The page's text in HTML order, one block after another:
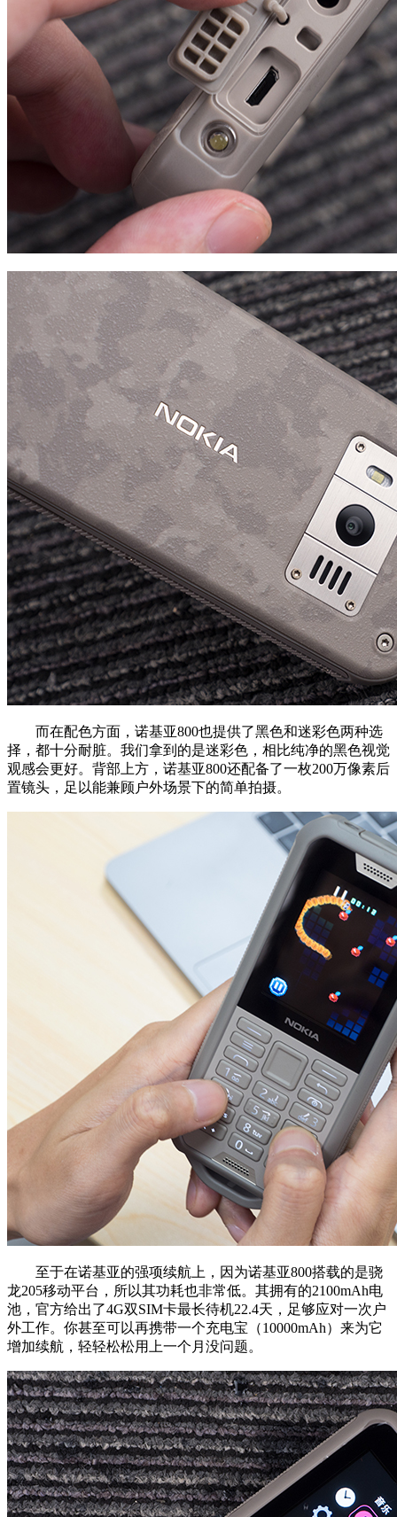
而在配色方面，诺基亚800也提供了黑色和迷彩色两种选
择，都十分耐脏。我们拿到的是迷彩色，相比纯净的黑色视觉
观感会更好。背部上方，诺基亚800还配备了一枚200万像素后
置镜头，足以能兼顾户外场景下的简单拍摄。
至于在诺基亚的强项续航上，因为诺基亚800搭载的是骁
龙205移动平台，所以其功耗也非常低。其拥有的2100mAh电
池，官方给出了4G双SIM卡最长待机22.4天，足够应对一次户
外工作。你甚至可以再携带一个充电宝（10000mAh）来为它
增加续航，轻轻松松用上一个月没问题。